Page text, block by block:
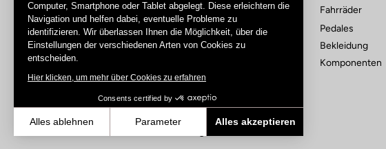
Straße
Bahn
Triathlon
E-bike
MTB
Fahrräder
Pedales
Bekleidung
Komponenten
Computer, Smartphone oder Tablet abgelegt. Diese erleichtern die
Navigation und helfen dabei, eventuelle Probleme zu
identifizieren. Wir überlassen Ihnen die Möglichkeit, über die
Einstellungen der verschiedenen Arten von Cookies zu
entscheiden.
Hier klicken, um mehr über Cookies zu erfahren
Consents certified by
Alles ablehnen Parameter
Alles akzeptieren